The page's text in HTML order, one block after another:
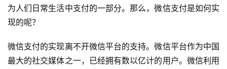
为人们日常生活中支付的一部分。那么，微信支付是如何实
现的呢？
微信支付的实现离不开微信平台的支持。微信平台作为中国
最大的社交媒体之一，已经拥有数以亿计的用户。微信利用